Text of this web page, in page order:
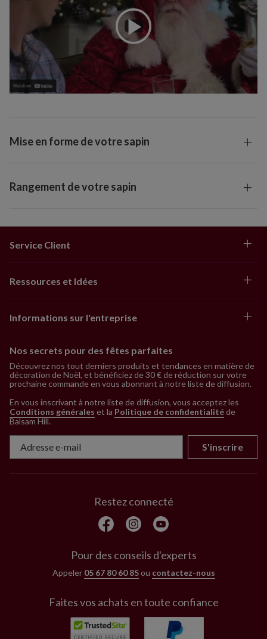
Mise en forme de votre sapin
Rangement de votre sapin
Service Client
Ressources et Idées
Informations sur l'entreprise
Nos secrets pour des fêtes parfaites
Découvrez nos tout derniers produits et tendances en matière de
décoration de Noël, et bénéficiez de 30 € de réduction sur votre
prochaine commande en vous abonnant à notre liste de diffusion.
En vous inscrivant à notre liste de diffusion, vous acceptez les
Conditions générales et la Politique de confidentialitéde
Balsam Hill.
S'inscrire
Restez connecté
Pour des conseils d'experts
Appeler 05 67 80 60 85ou contactez-nous
Faites vos achats en toute confiance